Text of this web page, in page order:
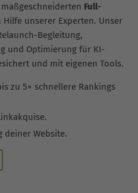
Full-
unserer Experten. Unser
Begleitung,
und Optimierung für KI-
und mit eigenen Tools.
zu 5× schnellere Rankings
deiner Website.